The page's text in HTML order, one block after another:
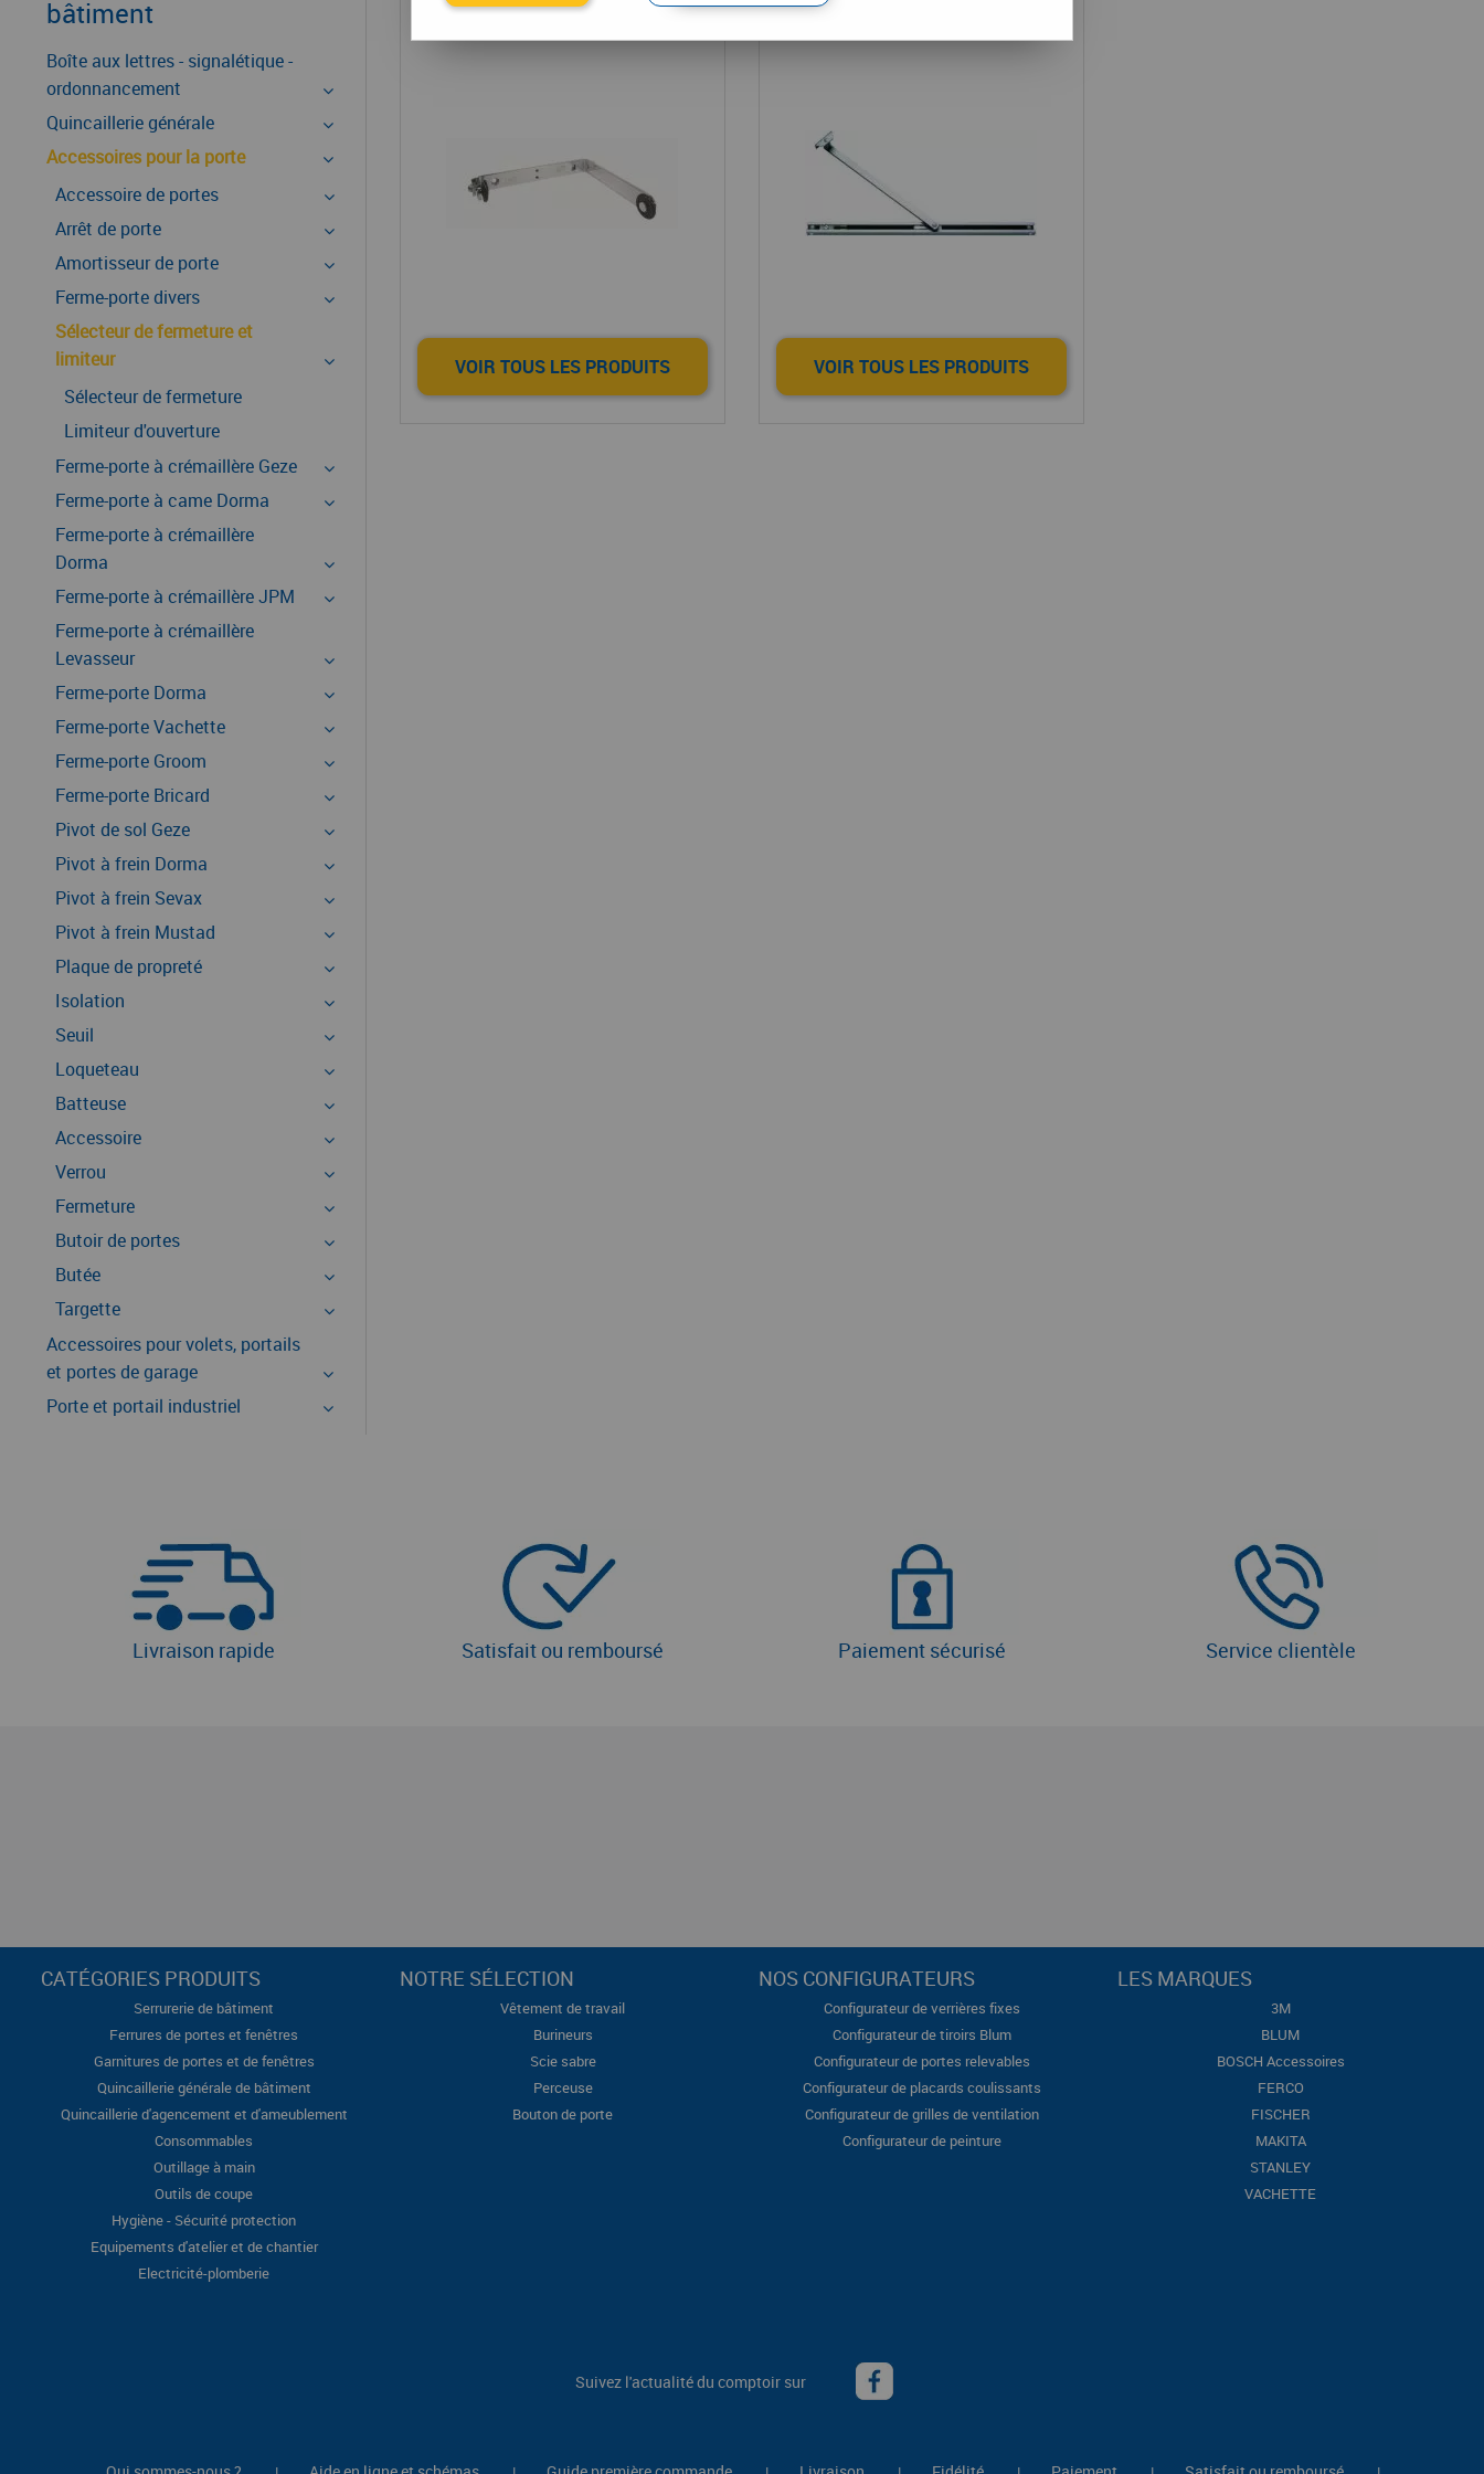
bâtiment
Boîte aux lettres - signalétique -
ordonnancement
Quincaillerie générale
Accessoires pour la porte
Accessoire de portes
Arrêt de porte
Amortisseur de porte
Ferme-porte divers
Sélecteur de fermeture et
limiteur
Sélecteur de fermeture
Limiteur d'ouverture
Ferme-porte à crémaillère Geze
Ferme-porte à came Dorma
Ferme-porte à crémaillère
Dorma
Ferme-porte à crémaillère JPM
Ferme-porte à crémaillère
Levasseur
Ferme-porte Dorma
Ferme-porte Vachette
Ferme-porte Groom
Ferme-porte Bricard
Pivot de sol Geze
Pivot à frein Dorma
Pivot à frein Sevax
Pivot à frein Mustad
Plaque de propreté
Isolation
Seuil
Loqueteau
Batteuse
Accessoire
Verrou
Fermeture
Butoir de portes
Butée
Targette
Accessoires pour volets, portails
et portes de garage
Porte et portail industriel
VOIR TOUS LES PRODUITS VOIR TOUS LES PRODUITS
Livraison rapide Satisfait ou remboursé Paiement sécurisé Service clientèle
CATÉGORIES PRODUITS
Serrurerie de bâtiment
Ferrures de portes et fenêtres
Garnitures de portes et de fenêtres
Quincaillerie générale de bâtiment
Quincaillerie d'agencement et d'ameublement
Consommables
Outillage à main
Outils de coupe
Hygiène - Sécurité protection
Equipements d'atelier et de chantier
Electricité-plomberie
NOTRE SÉLECTION
Vêtement de travail
Burineurs
Scie sabre
Perceuse
Bouton de porte
NOS CONFIGURATEURS
Configurateur de verrières fixes
Configurateur de tiroirs Blum
Configurateur de portes relevables
Configurateur de placards coulissants
Configurateur de grilles de ventilation
Configurateur de peinture
LES MARQUES
3M
BLUM
BOSCH Accessoires
FERCO
FISCHER
MAKITA
STANLEY
VACHETTE
Suivez l'actualité du comptoir sur